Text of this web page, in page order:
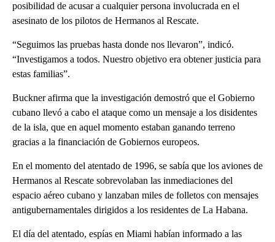
posibilidad de acusar a cualquier persona involucrada en el
asesinato de los pilotos de Hermanos al Rescate.
“Seguimos las pruebas hasta donde nos llevaron”, indicó.
“Investigamos a todos. Nuestro objetivo era obtener justicia para
estas familias”.
Buckner afirma que la investigación demostró que el Gobierno
cubano llevó a cabo el ataque como un mensaje a los disidentes
de la isla, que en aquel momento estaban ganando terreno
gracias a la financiación de Gobiernos europeos.
En el momento del atentado de 1996, se sabía que los aviones de
Hermanos al Rescate sobrevolaban las inmediaciones del
espacio aéreo cubano y lanzaban miles de folletos con mensajes
antigubernamentales dirigidos a los residentes de La Habana.
El día del atentado, espías en Miami habían informado a las